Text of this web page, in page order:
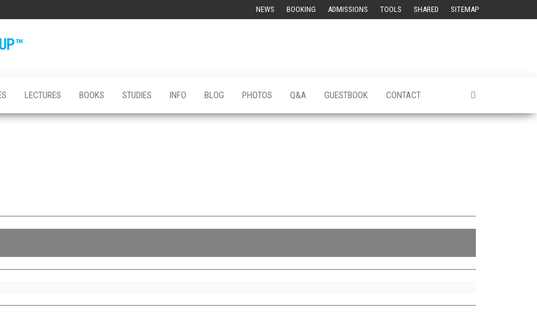
NEWS BOOKING ADMISSIONS TOOLS SHARED SITEMAP
LECTURES BOOKS STUDIES INFO BLOG PHOTOS Q&A GUESTBOOK CONTACT